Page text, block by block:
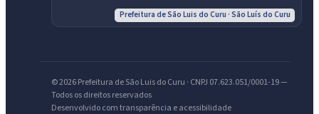
Prefeitura de São Luis do Curu · São Luís do Curu
© 2026 Prefeitura de São Luis do Curu · CNPJ 07.623.051/0001-19 —
Todos os direitos reservados
Desenvolvido com transparência e acessibilidade